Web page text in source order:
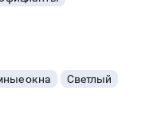
окна Светлый